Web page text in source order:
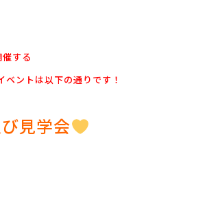
する
ントは以下の通りです！
見学会